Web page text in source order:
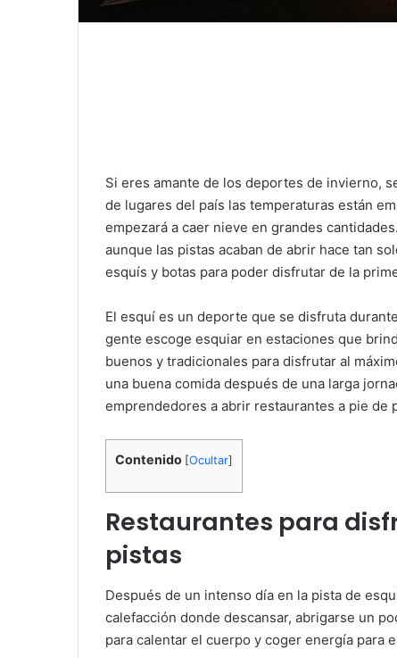
Si eres amante de los deportes de invierno,
de lugares del país las temperaturas están
empezará a caer nieve en grandes
aunque las pistas acaban de abrir hace tan
esquís y botas para poder disfrutar de la
El esquí es un deporte que se disfruta
gente escoge esquiar en estaciones que
buenos y tradicionales para disfrutar al
una buena comida después de una larga
emprendedores a abrir restaurantes a pie de
Contenido [Ocultar]
Restaurantes para
pistas
Después de un intenso día en la pista de
calefacción donde descansar, abrigarse un
para calentar el cuerpo y coger energía para